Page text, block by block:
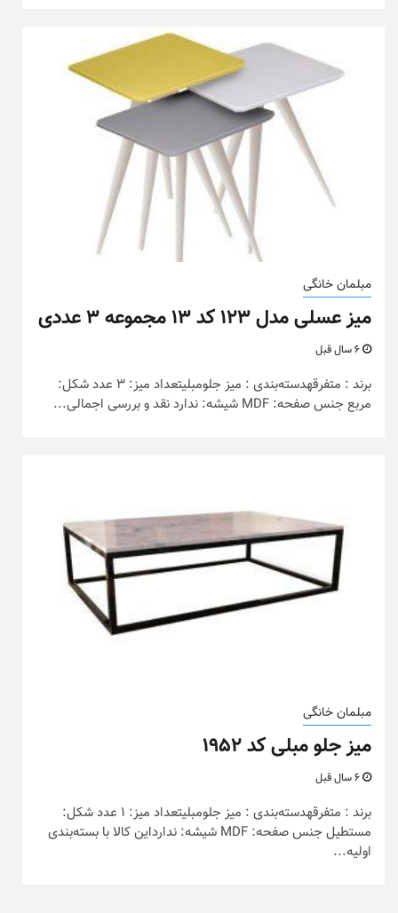
مبلمان خانگی
میز عسلی مدل ۱۲۳ کد ۱۳ مجموعه ۳ عددی
برند : متفرقهدسته‌بندی : میز جلومبلیتعداد میز: 3 عدد شکل:
مربع جنس صفحه: MDF شیشه: ندارد نقد و بررسی اجمالی...
مبلمان خانگی
میز جلو مبلی کد ۱۹۵۲
برند : متفرقهدسته‌بندی : میز جلومبلیتعداد میز: 1 عدد شکل:
مستطیل جنس صفحه: MDF شیشه: ندارداین کالا با بسته‌بندی
اولیه...